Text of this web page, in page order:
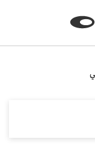
Change